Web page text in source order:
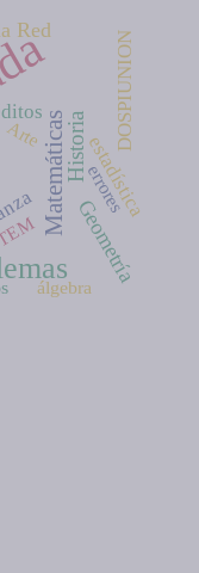
MatemáticasHistoria
Red
Geometría
estadística
DOSPIUNION
álgebra
errores
Arte